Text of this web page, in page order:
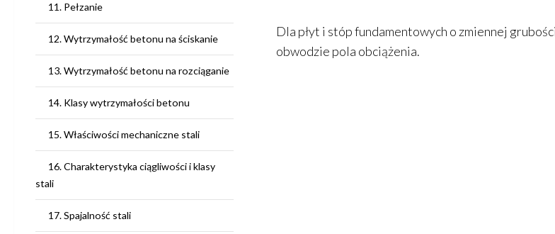
Dla płyt i stóp fundamentowych o zmiennej
obwodzie pola obciążenia.
11. Pełzanie
12. Wytrzymałość betonu na ściskanie
13. Wytrzymałość betonu na rozciąganie
14. Klasy wytrzymałości betonu
15. Właściwości mechaniczne stali
16. Charakterystyka ciągliwości i klasy
stali
17. Spajalność stali